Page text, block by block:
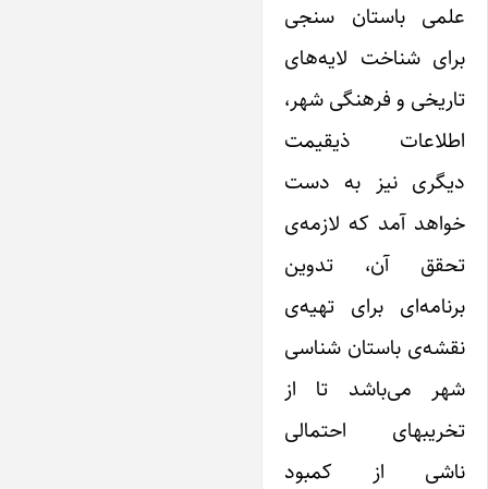
علمی ‌باستان سنجی
برای شناخت لایه‌های
تاریخی و فرهنگی شهر،
اطلاعات ذیقیمت
دیگری نیز به دست
خواهد آمد که لازمه‌ی
تحقق آن، تدوین
برنامه‌ای برای تهیه‌ی
نقشه‌ی باستان شناسی
شهر می‌باشد تا از
تخریبهای احتمالی
ناشی از کمبود